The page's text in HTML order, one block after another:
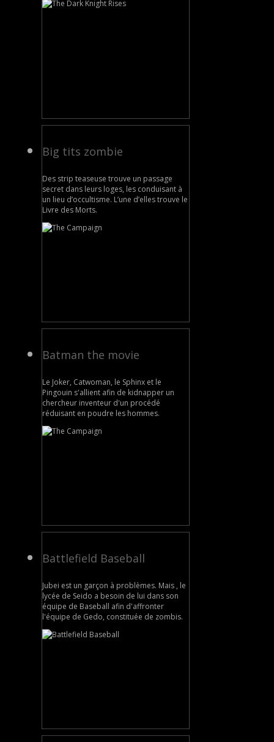
Big tits zombie
Des strip teaseuse trouve un passage
secret dans leurs loges, les conduisant à
un lieu d’occultisme. L’une d’elles trouve le
Livre des Morts.
Batman the movie
Le Joker, Catwoman, le Sphinx et le
Pingouin s'allient afin de kidnapper un
chercheur inventeur d'un procédé
réduisant en poudre les hommes.
Battlefield Baseball
Jubei est un garçon à problèmes. Mais , le
lycée de Seido a besoin de lui dans son
équipe de Baseball afin d'affronter
l'équipe de Gedo, constituée de zombis.